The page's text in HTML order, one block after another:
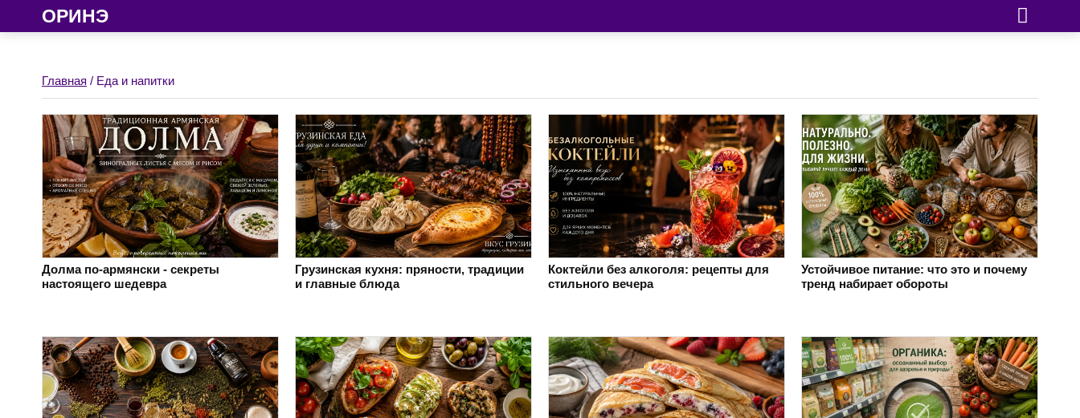
ОРИНЭ
Главная / Еда и напитки
Долма по-армянски - секреты
настоящего шедевра
Грузинская кухня: пряности, традиции
и главные блюда
Коктейли без алкоголя: рецепты для
стильного вечера
Устойчивое питание: что это и почему
тренд набирает обороты